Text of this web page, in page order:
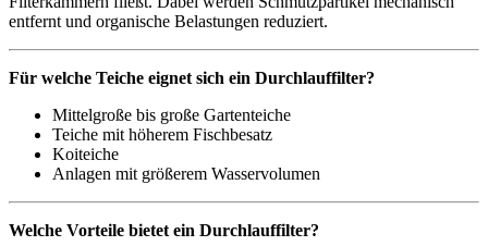
entfernt und organische Belastungen reduziert.
Für welche Teiche eignet sich ein Durchlauffilter?
Mittelgroße bis große Gartenteiche
Teiche mit höherem Fischbesatz
Koiteiche
Anlagen mit größerem Wasservolumen
Welche Vorteile bietet ein Durchlauffilter?